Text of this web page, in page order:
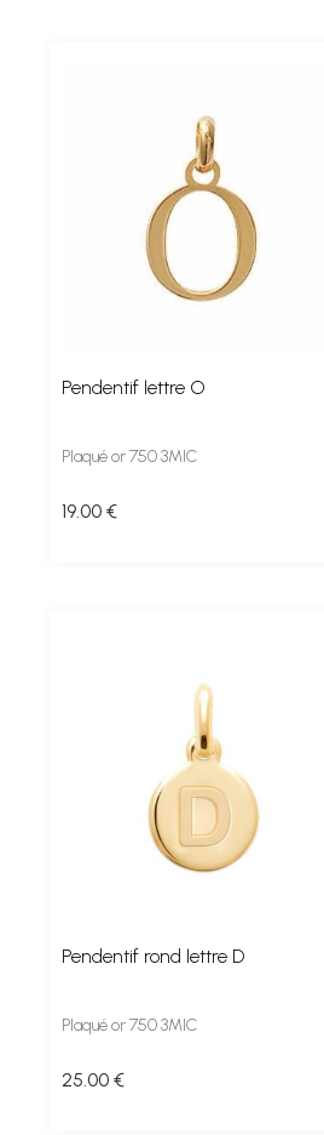
Pendentif lettre O
Plaqué or 750 3MIC
19.00 €
Pendentif rond lettre D
Plaqué or 750 3MIC
25.00 €